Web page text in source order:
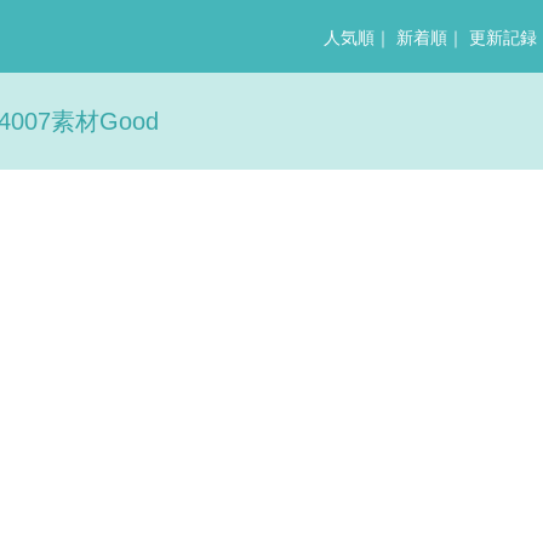
人気順 ｜ 新着順 ｜ 更新記録
素材Good